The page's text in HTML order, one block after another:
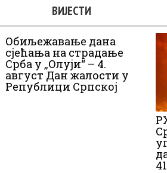
ВИЈЕСТИ
Обиљежавање дана
сјећања на страдање
Срба у „Олуји“ – 4.
август Дан жалости у
Републици Српској